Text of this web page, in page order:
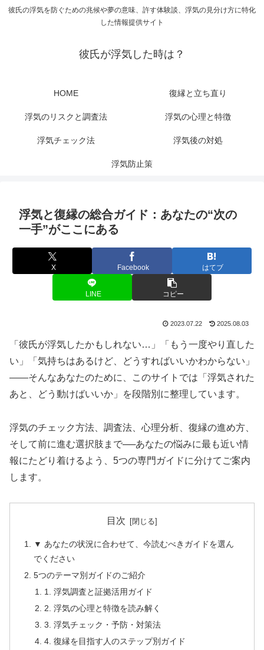
彼氏の浮気を防ぐための兆候や夢の意味、許す体験談、浮気の見分け方に特化
した情報提供サイト
彼氏が浮気した時は？
HOME 復縁と立ち直り
浮気のリスクと調査法 浮気の心理と特徴
浮気チェック法 浮気後の対処
浮気防止策
浮気と復縁の総合ガイド：あなたの“次の
一手”がここにある
X Facebook はてブ
LINE コピー
2023.07.22 2025.08.03
「彼氏が浮気したかもしれない…」「もう一度やり直した
い」「気持ちはあるけど、どうすればいいかわからない」
——そんなあなたのために、このサイトでは「浮気された
あと、どう動けばいいか」を段階別に整理しています。
浮気のチェック方法、調査法、心理分析、復縁の進め方、
そして前に進む選択肢まで──あなたの悩みに最も近い情
報にたどり着けるよう、5つの専門ガイドに分けてご案内
します。
目次
▼ あなたの状況に合わせて、今読むべきガイドを選ん
でください
5つのテーマ別ガイドのご紹介
1. 浮気調査と証拠活用ガイド
2. 浮気の心理と特徴を読み解く
3. 浮気チェック・予防・対策法
4. 復縁を目指す人のステップ別ガイド